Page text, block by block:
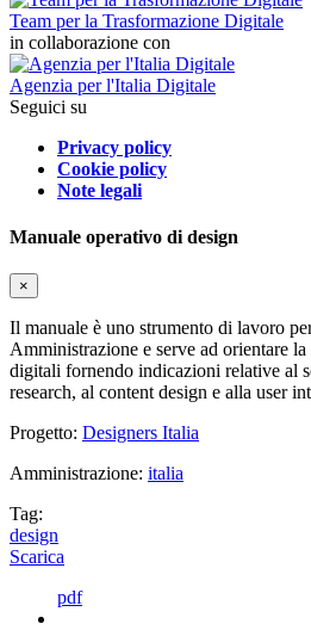
Team per la Trasformazione Digitale
in collaborazione con
Agenzia per l'Italia Digitale
Seguici su
Privacy policy
Cookie policy
Note legali
Manuale operativo di design
×
Il manuale è uno strumento di lavoro
Amministrazione e serve ad orientare
digitali fornendo indicazioni relative al
research, al content design e alla user
Progetto: Designers Italia
Amministrazione: italia
Tag:
design
Scarica
pdf